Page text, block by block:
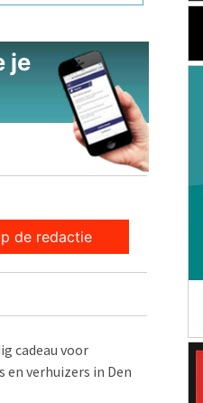
je
de redactie
cadeau voor
en verhuizers in Den